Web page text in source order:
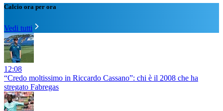
Calcio ora per ora
Vedi tutti
12:08
“Credo moltissimo in Riccardo Cassano”: chi è il 2008 che ha
stregato Fabregas